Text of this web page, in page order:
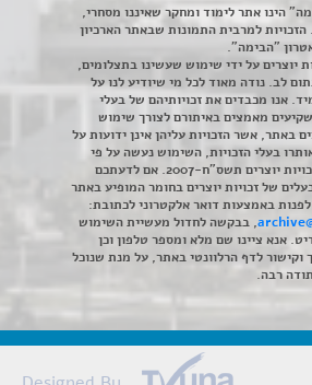
הינו אתר לימוד ומחקר שאיננו מסחרי,
למרבית התמונות שבאתר הארכיון
"הבימה".
יוצרים על ידי שימוש שעשינו בתצלומים,
לב. נודה מאוד לכל מי שיודיע לנו על
אנו מכבדים את זכויותיהם של בעלי
מאמצים באיתורם לצורך שימוש
באתר, אשר הזכויות עליהן אינן ידועות על
בעלי הזכויות, השימוש נעשה על פי
סעיף 27א לחוק זכויות יוצרים תשס"ח-2007. אם לדעתכם
של זכויות יוצרים בחומר המופיע באתר
באמצעות דואר אלקטרוני לכתובת:
, בבקשה לחדול מעשיית השימוש
אנא ציינו שם מלא ומספר טלפון וכן
וקישור לדף הרלוונטי באתר, על מנת שנוכל
רבה.